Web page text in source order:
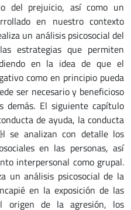
del prejuicio, así como un
en nuestro contexto
un análisis psicosocial del
estrategias que permiten
en la idea de que el
como en principio pueda
ser necesario y beneficioso
demás. El siguiente capítulo
de ayuda, la conducta
se analizan con detalle los
en las personas, así
interpersonal como grupal.
un análisis psicosocial de la
en la exposición de las
origen de la agresión, los